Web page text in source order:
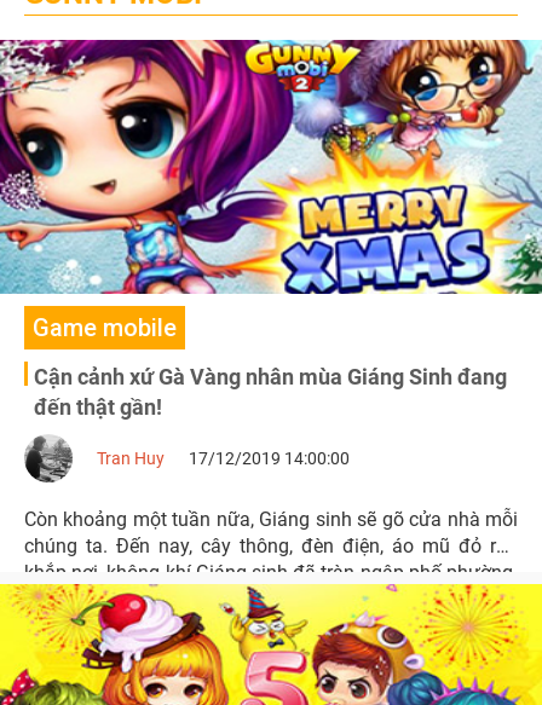
Game mobile
Cận cảnh xứ Gà Vàng nhân mùa Giáng Sinh đang
đến thật gần!
Tran Huy 17/12/2019 14:00:00
Còn khoảng một tuần nữa, Giáng sinh sẽ gõ cửa nhà mỗi
chúng ta. Đến nay, cây thông, đèn điện, áo mũ đỏ rực
khắp nơi, không khí Giáng sinh đã tràn ngập phố phường.
Người người, nhà nhà đã sẵn sàng để có một mùa sum
vầy, ấm cúng và hát vang khúc ca Merry Christmas.